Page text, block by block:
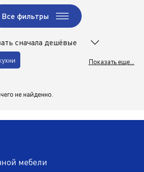
Все фильтры
сначала дешёвые
Показать еще...
не найденно.
мебели